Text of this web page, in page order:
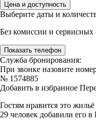
Цена и доступность
Выберите даты и
Без комиссии и сервисных
Показать телефон
Служба бронирования:
При звонке назовите
№ 1574885
Добавить в избранное
Гостям нравится это жильё
29 человек добавили его в